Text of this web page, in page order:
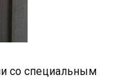
со специальным